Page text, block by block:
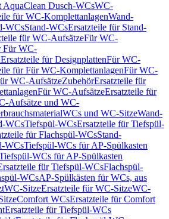
AquaClean Dusch-WCsWC-
für WC-KomplettanlagenWand-
WCsStand-WCsErsatzteile für Stand-
für WC-AufsätzeFür WC-
Für WC-
Ersatzteile für DesignplattenFür WC-
für Für WC-KomplettanlagenFür WC-
WC-AufsätzeZubehörErsatzteile für
Für WC-AufsätzeErsatzteile für
Aufsätze und WC-
WCs und WC-SitzeWand-
WCsTiefspül-WCsErsatzteile für Tiefspül-
für Flachspül-WCsStand-
WCsTiefspül-WCs für AP-Spülkasten
WCs für AP-Spülkasten
für Tiefspül-WCsFlachspül-
WCsAP-Spülkästen für WCs, aus
WC-SitzeErsatzteile für WC-SitzeWC-
Comfort WCsErsatzteile für Comfort
Ersatzteile für Tiefspül-WCs